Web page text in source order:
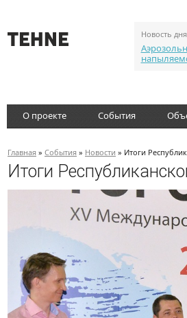
Новость дня
О проекте События
Главная » События » Новости » Итоги
Итоги